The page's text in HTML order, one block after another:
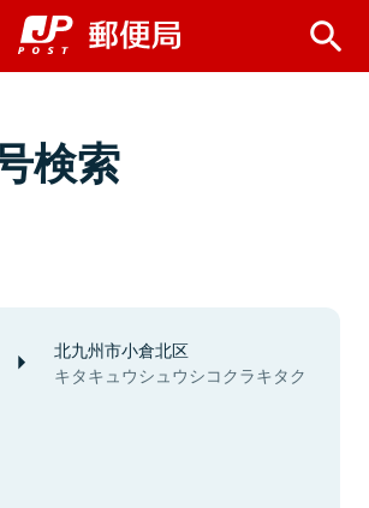
検索
北九州市小倉北区
キタキュウシュウシコクラキタク